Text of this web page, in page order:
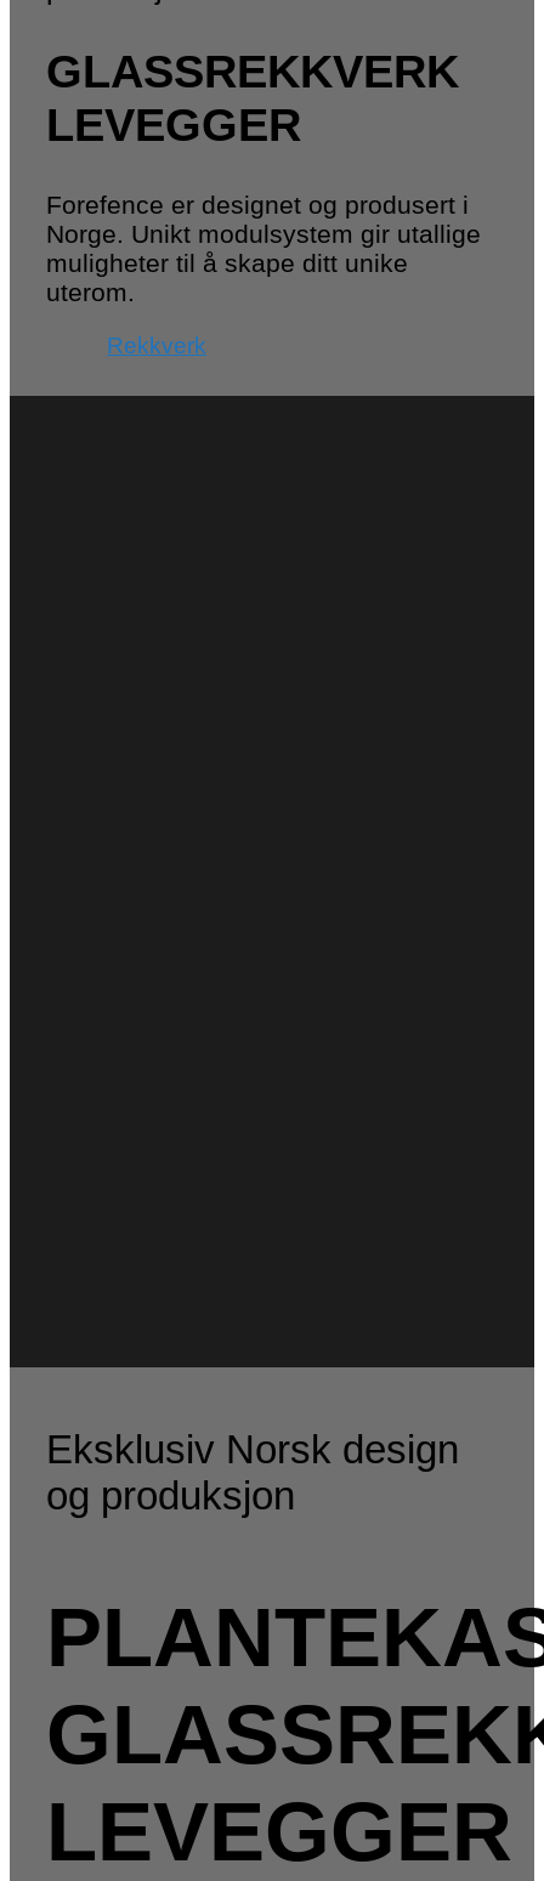
GLASSREKKVERK
LEVEGGER
Forefence er designet og produsert i
Norge. Unikt modulsystem gir utallige
muligheter til å skape ditt unike
uterom.
Rekkverk
Eksklusiv Norsk design
og produksjon
LEVEGGER